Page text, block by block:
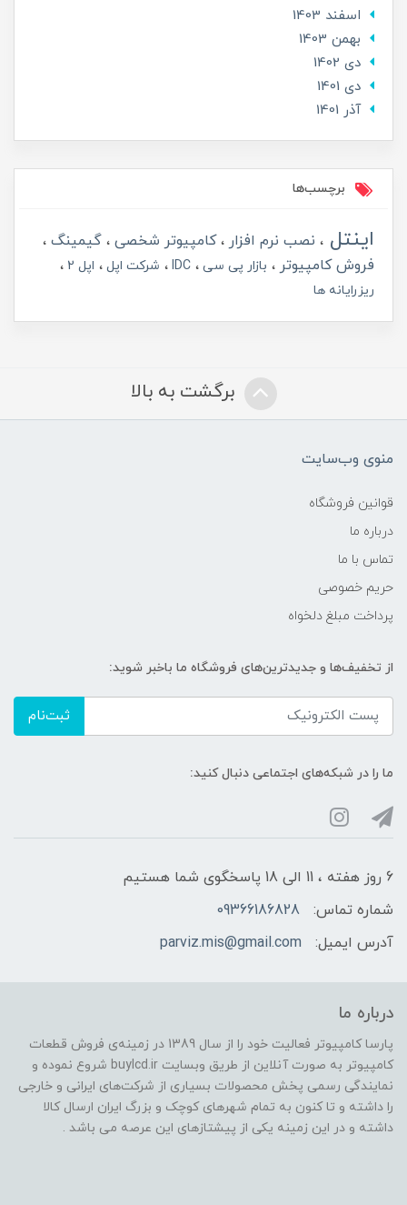
اسفند 1403
بهمن 1403
دی 1402
دی 1401
آذر 1401
برچسب‌ها
اینتل نصب نرم افزار کامپیوتر شخصی
گیمینگ
فروش کامپیوتر
بازار پی سی IDC شرکت اپل
اپل 2
ریزرایانه ها
برگشت به بالا
منوی وب‌سایت
قوانین فروشگاه
درباره ما
تماس با ما
حریم خصوصی
پرداخت مبلغ دلخواه
از تخفیف‌ها و جدیدترین‌های فروشگاه ما باخبر شوید:
ثبت‌نام
ما را در شبکه‌های اجتماعی دنبال کنید:
6 روز هفته ، 11 الی 18 پاسخگوی شما هستیم
شماره تماس:
09366186828
آدرس ایمیل:
parviz.mis@gmail.com
درباره ما
پارسا کامپیوتر فعالیت خود را از سال 1389 در زمینه‌ی فروش قطعات
کامپیوتر به صورت آنلاین از طریق وبسایت buylcd.ir شروع نموده و
نمایندگی رسمی پخش محصولات بسیاری از شرکت‌های ایرانی و خارجی
را داشته و تا کنون به تمام شهرهای کوچک و بزرگ ایران ارسال کالا
داشته و در این زمینه یکی از پیشتازهای این عرصه می باشد .